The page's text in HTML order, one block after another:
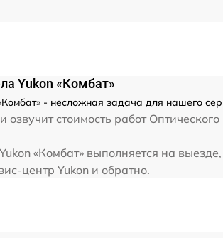
Yukon «Комбат»
- несложная задача для нашего
стоимость работ
«Комбат» выполняется на
центр Yukon и обратно.